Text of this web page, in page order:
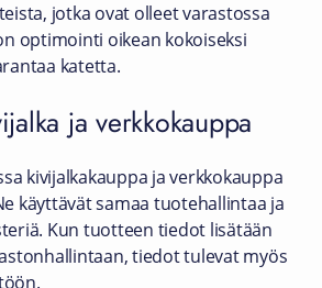
jotka ovat olleet varastossa
optimointi oikean kokoiseksi
katetta.
ja verkkokauppa
kivijalkakauppa ja verkkokauppa
käyttävät samaa tuotehallintaa ja
Kun tuotteen tiedot lisätään
tiedot tulevat myös